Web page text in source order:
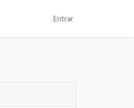
Entrar